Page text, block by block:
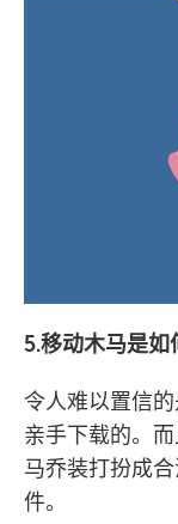
5.移动木马是如
令人难以置信
亲手下载的。
马乔装打扮成
件。